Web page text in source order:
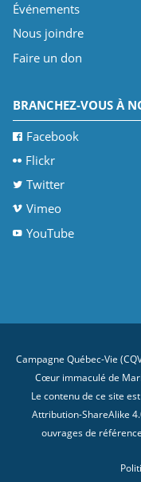
Événements
Nous joindre
Faire un don
BRANCHEZ-VOUS À
Facebook
Flickr
Twitter
Vimeo
YouTube
Campagne Québec-Vie
Cœur immaculé de
Le contenu de ce site
Attribution-ShareAlike
ouvrages de